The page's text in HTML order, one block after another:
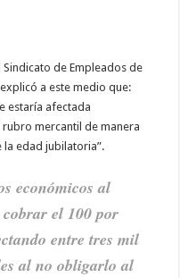
de Empleados de
a este medio que:
estaría afectada
mercantil de manera
la edad jubilatoria”.
económicos al
el 100 por
entre tres mil
al no obligarlo al